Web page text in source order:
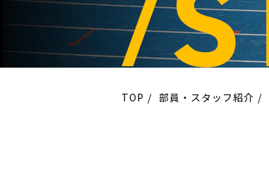
TOP 部員・スタッフ紹介